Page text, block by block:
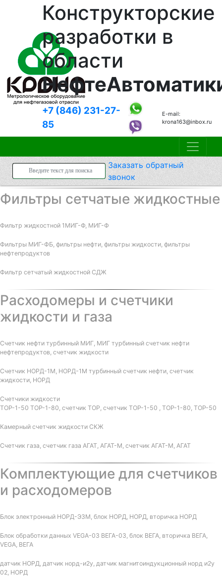
Конструкторские
разработки в
области
+7 (846) 231-27-
85
E-mail:
krona163@inbox.ru
Заказатьобратный
звонок
Фильтры сетчатые жидкостные
Фильтр жидкостной 1МИГ-Ф, МИГ-Ф
Фильтры МИГ-ФБ, фильтры нефти, фильтры жидкости, фильтры
нефтепродуктов
Фильтр сетчатый жидкостной СДЖ
Расходомеры и счетчики
жидкости и газа
Счетчик нефти турбинный МИГ, МИГ турбинный счетчик нефти
нефтепродуктов, счетчик жидкости
Счетчик НОРД-1М, НОРД-1М турбинный счетчик нефти, счетчик
жидкости, НОРД
Счетчики жидкости
ТОР-1-50 ТОР-1-80, счетчик ТОР, счетчик ТОР-1-50 , ТОР-1-80, ТОР-50
Камерный счетчик жидкости СКЖ
Счетчик газа, счетчик газа АГАТ, АГАТ-М, счетчик АГАТ-М, АГАТ
Комплектующие для счетчиков
и расходомеров
Блок электронный НОРД-Э3М, блок НОРД, НОРД, вторичка НОРД
Блок обработки данных VEGA-03 ВЕГА-03, блок ВЕГА, вторичка ВЕГА,
VEGA, ВЕГА
датчик НОРД, датчик норд-и2у, датчик магнитоиндукционный норд и2у
02, НОРД